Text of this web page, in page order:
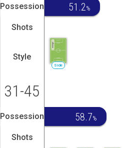
Possession 51.2%
Shots
Style
Side
31-45
Possession 58.7%
Shots